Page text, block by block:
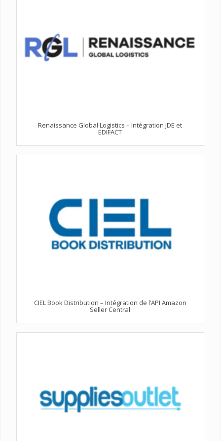
Renaissance Global Logistics – Intégration JDE et
EDIFACT
CIEL Book Distribution – Intégration de l’API Amazon
Seller Central